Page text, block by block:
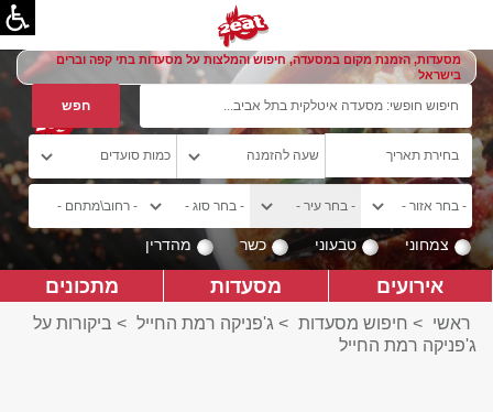
מסעדות, הזמנת מקום במסעדה, חיפוש והמלצות על מסעדות בתי קפה וברים
בישראל
צמחוני טבעוני כשר מהדרין
אירועים מסעדות מתכונים
ראשי > חיפוש מסעדות > ג'פניקה רמת החייל > ביקורות על
ג'פניקה רמת החייל